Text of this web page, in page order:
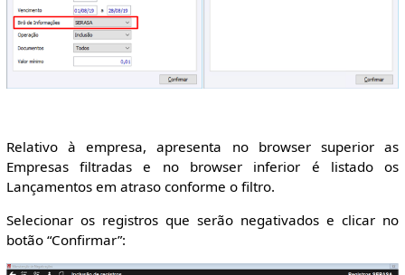
Relativo à empresa, apresenta no browser superior as
Empresas filtradas e no browser inferior é listado os
Lançamentos em atraso conforme o filtro.
Selecionar os registros que serão negativados e clicar no
botão “Confirmar”: